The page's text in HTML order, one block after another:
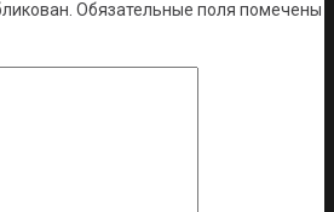
Обязательные поля помечены